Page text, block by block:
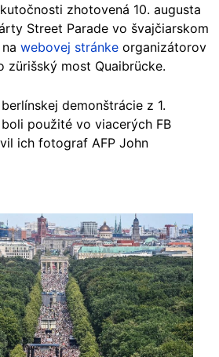
zhotovená 10. augusta
Street Parade vo švajčiarskom
webovej stránke organizátorov
zürišský most Quaibrücke.
demonštrácie z 1.
použité vo viacerých FB
ich fotograf AFP John